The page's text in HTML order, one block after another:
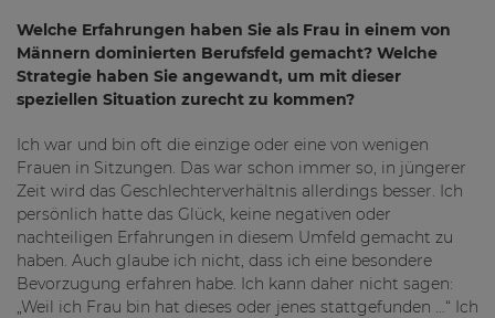
Welche Erfahrungen haben Sie als Frau in einem von
Männern dominierten Berufsfeld gemacht? Welche
Strategie haben Sie angewandt, um mit dieser
speziellen Situation zurecht zu kommen?
Ich war und bin oft die einzige oder eine von wenigen
Frauen in Sitzungen. Das war schon immer so, in jüngerer
Zeit wird das Geschlechterverhältnis allerdings besser. Ich
persönlich hatte das Glück, keine negativen oder
nachteiligen Erfahrungen in diesem Umfeld gemacht zu
haben. Auch glaube ich nicht, dass ich eine besondere
Bevorzugung erfahren habe. Ich kann daher nicht sagen:
„Weil ich Frau bin hat dieses oder jenes stattgefunden …“ Ich